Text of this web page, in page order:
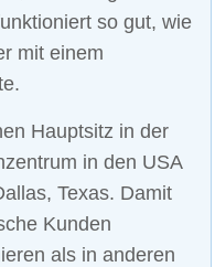
so gut, wie
mit einem
Hauptsitz in der
in den USA
Texas. Damit
Kunden
als in anderen